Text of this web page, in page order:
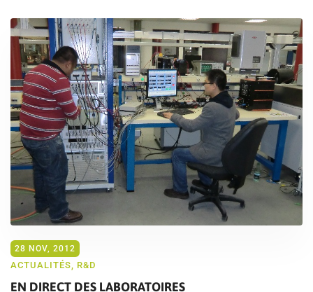
28 NOV, 2012
ACTUALITÉS R&D
EN DIRECT DES LABORATOIRES